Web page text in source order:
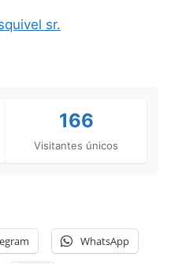
sr.
166
Visitantes únicos
WhatsApp